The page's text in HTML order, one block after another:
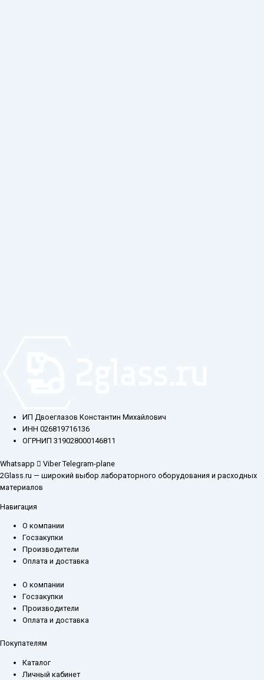
ИП Двоеглазов Константин Михайлович
ИНН 026819716136
ОГРНИП 319028000146811
Whatsapp Viber Telegram-plane
2Glass.ru — широкий выбор лабораторного оборудования и расходных
материалов
Навигация
О компании
Госзакупки
Производители
Оплата и доставка
О компании
Госзакупки
Производители
Оплата и доставка
Покупателям
Каталог
Личный кабинет